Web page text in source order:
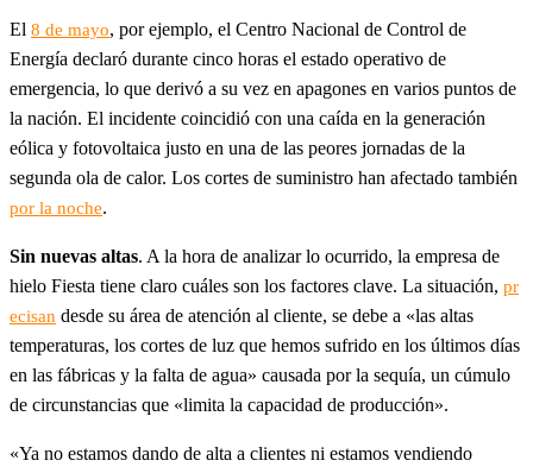
El 8 de mayo, por ejemplo, el Centro Nacional de Control de
Energía declaró durante cinco horas el estado operativo de
emergencia, lo que derivó a su vez en apagones en varios puntos de
la nación. El incidente coincidió con una caída en la generación
eólica y fotovoltaica justo en una de las peores jornadas de la
segunda ola de calor. Los cortes de suministro han afectado también
por la noche.
Sin nuevas altas. A la hora de analizar lo ocurrido, la empresa de
hielo Fiesta tiene claro cuáles son los factores clave. La situación, pr
ecisan desde su área de atención al cliente, se debe a «las altas
temperaturas, los cortes de luz que hemos sufrido en los últimos días
en las fábricas y la falta de agua» causada por la sequía, un cúmulo
de circunstancias que «limita la capacidad de producción».
«Ya no estamos dando de alta a clientes ni estamos vendiendo